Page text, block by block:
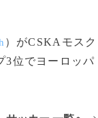
）がCSKAモスク
3位でヨーロッパ